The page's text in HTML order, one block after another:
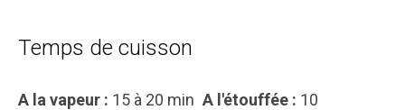
Temps de cuisson
A la vapeur : 15 à 20 min A l'étouffée : 10